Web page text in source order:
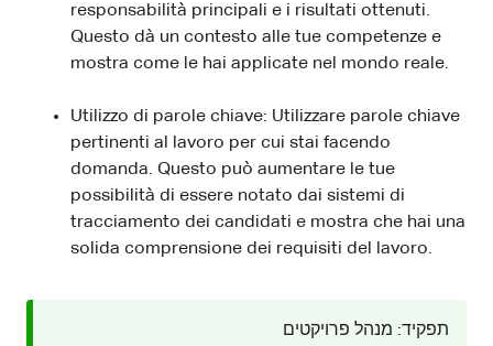
responsabilità principali e i risultati ottenuti.
Questo dà un contesto alle tue competenze e
mostra come le hai applicate nel mondo reale.
Utilizzo di parole chiave: Utilizzare parole chiave
pertinenti al lavoro per cui stai facendo
domanda. Questo può aumentare le tue
possibilità di essere notato dai sistemi di
tracciamento dei candidati e mostra che hai una
solida comprensione dei requisiti del lavoro.
תפקיד: מנהל פרויקטים